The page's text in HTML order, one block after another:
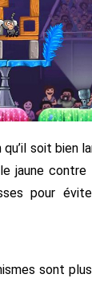
soit bien
jaune
pour
sont